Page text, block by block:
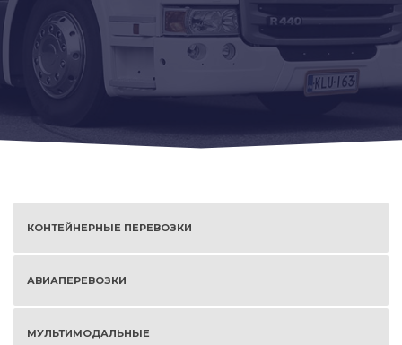
КОНТЕЙНЕРНЫЕ ПЕРЕВОЗКИ
АВИАПЕРЕВОЗКИ
МУЛЬТИМОДАЛЬНЫЕ